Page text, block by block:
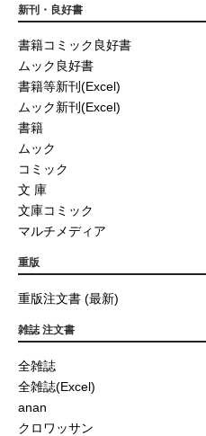
新刊・良好書
書籍コミック良好書
ムック良好書
書籍等新刊(Excel)
ムック新刊(Excel)
書籍
ムック
コミック
文 庫
文庫コミック
マルチメディア
重版
重版注文書 (最新)
雑誌 注文書
全雑誌
全雑誌(Excel)
anan
クロワッサン